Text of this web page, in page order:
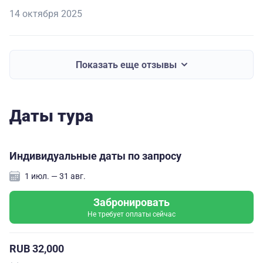
14 октября 2025
Показать еще отзывы
Даты тура
Индивидуальные даты по запросу
1 июл. — 31 авг.
Забронировать
Не требует оплаты сейчас
RUB 32,000